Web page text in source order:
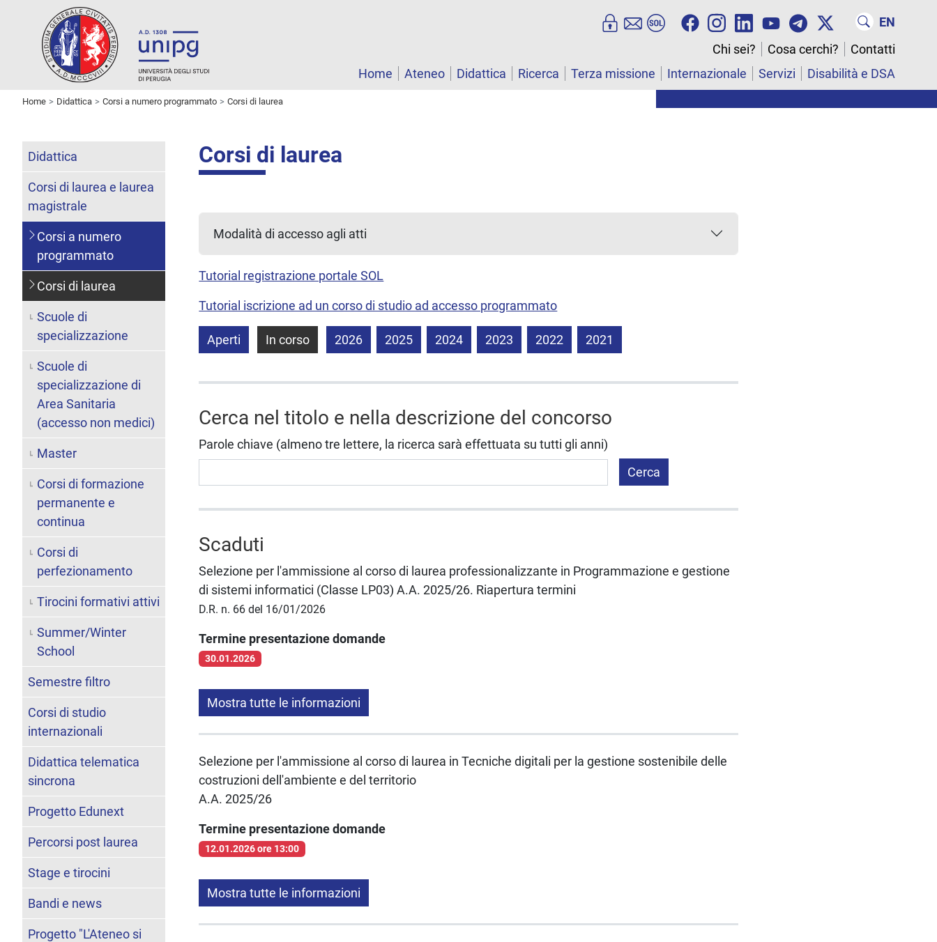
EN
Chi sei?
Cosa cerchi?
Contatti
Home
Ateneo Didattica Ricerca Terza missione Internazionale Servizi Disabilità e DSA
Home Didattica Corsi a numero programmato Corsi di laurea
Corsi di laurea
Modalità di accesso agli atti
Tutorial registrazione portale SOL
Tutorial iscrizione ad un corso di studio ad accesso programmato
Aperti In corso 2026 2025 2024 2023 2022 2021
Cerca nel titolo e nella descrizione del concorso
Parole chiave (almeno tre lettere, la ricerca sarà effettuata su tutti gli anni)
Cerca
Scaduti
Selezione per l'ammissione al corso di laurea professionalizzante in Programmazione e gestione
di sistemi informatici (Classe LP03) A.A. 2025/26. Riapertura termini
D.R. n. 66 del 16/01/2026
Termine presentazione domande
30.01.2026
Mostra tutte le informazioni
Selezione per l'ammissione al corso di laurea in Tecniche digitali per la gestione sostenibile delle
costruzioni dell'ambiente e del territorio
A.A. 2025/26
Termine presentazione domande
12.01.2026 ore 13:00
Mostra tutte le informazioni
Didattica
Corsi di laurea e laurea
magistrale
Corsi a numero
programmato
Corsi di laurea
Scuole di
specializzazione
Scuole di
specializzazione di
Area Sanitaria
(accesso non medici)
Master
Corsi di formazione
permanente e
continua
Corsi di
perfezionamento
Tirocini formativi attivi
Summer/Winter
School
Semestre filtro
Corsi di studio
internazionali
Didattica telematica
sincrona
Progetto Edunext
Percorsi post laurea
Stage e tirocini
Bandi e news
Progetto "L'Ateneo si